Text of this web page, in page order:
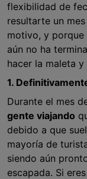
flexibilidad de
resultarte un
motivo, y porque
aún no ha
hacer la maleta
1.
Durante el mes
gente viajando
debido a que
mayoría de
siendo aún
escapada. Si